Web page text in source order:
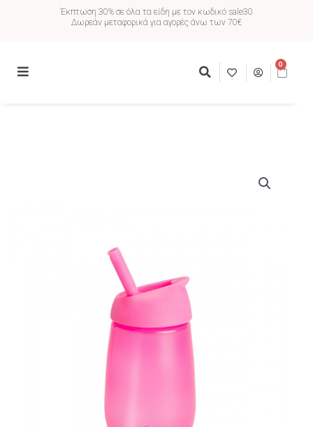
Έκπτωση 30% σε όλα τα είδη με τον κωδικό sale30
Δωρεάν μεταφορικά για αγορές άνω των 70€
0